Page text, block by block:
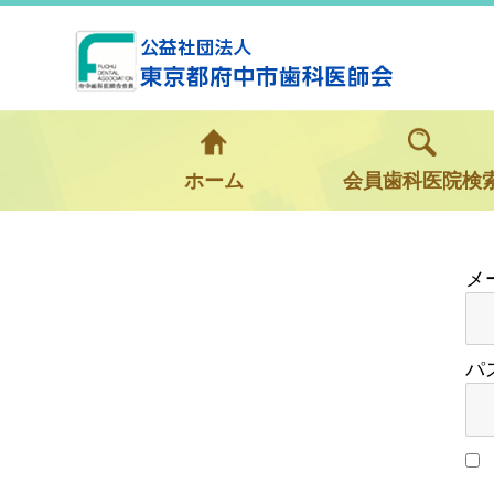
ホーム 会員歯科医院検
パ